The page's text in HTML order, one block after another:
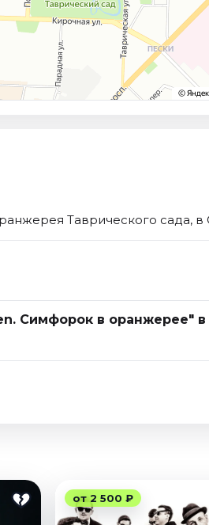
Таврического сада, в
Симфорок в оранжерее"
от 2 500 ₽